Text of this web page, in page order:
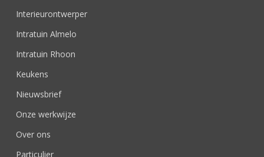
Interieurontwerper
Intratuin Almelo
Intratuin Rhoon
Keukens
Nieuwsbrief
Onze werkwijze
Over ons
Particulier